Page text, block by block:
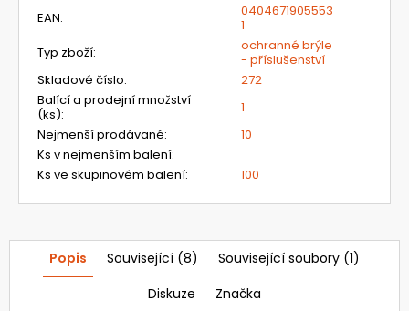
EAN:
0404671905553
1
Typ zboží:
ochranné brýle
- příslušenství
Skladové číslo:
272
Balící a prodejní množství
(ks):
1
Nejmenší prodávané:
10
Ks v nejmenším balení:
Ks ve skupinovém balení: 100
Popis Související (8)
Související soubory (1)
Diskuze
Značka
KALHOTY
520